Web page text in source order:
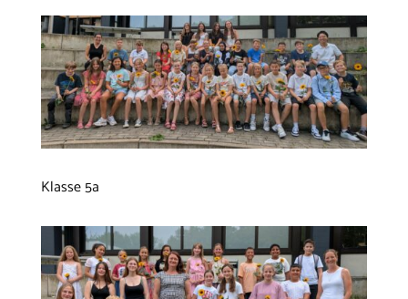
Klasse 5a